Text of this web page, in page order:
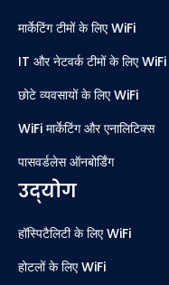
मार्केटिंग टीमों के लिए WiFi
IT और नेटवर्क टीमों के लिए WiFi
छोटे व्यवसायों के लिए WiFi
WiFi मार्केटिंग और एनालिटिक्स
पासवर्डलेस ऑनबोर्डिंग
उद्योग
हॉस्पिटैलिटी के लिए WiFi
होटलों के लिए WiFi